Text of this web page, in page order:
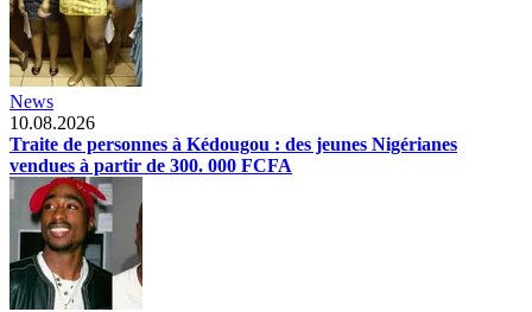
News
10.08.2026
Traite de personnes à Kédougou : des jeunes Nigérianes
vendues à partir de 300. 000 FCFA